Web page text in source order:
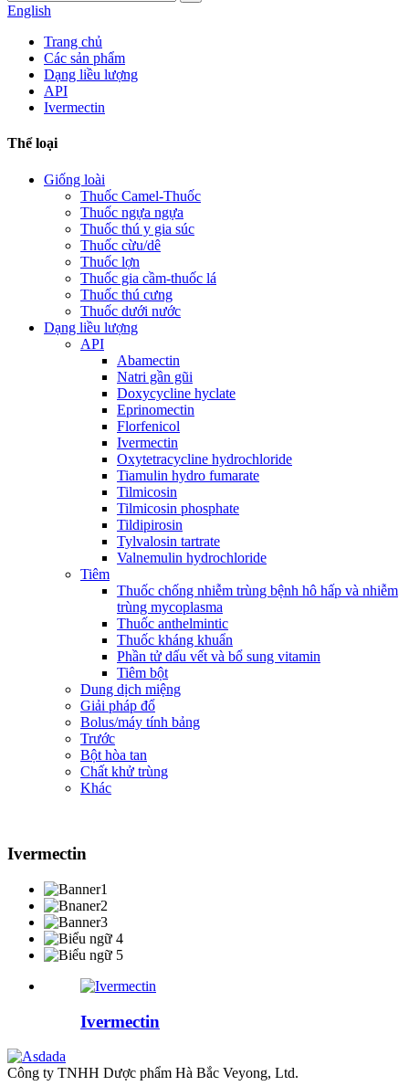
English
Trang chủ
Các sản phẩm
Dạng liều lượng
API
Ivermectin
Thể loại
Giống loài
Thuốc Camel-Thuốc
Thuốc ngựa ngựa
Thuốc thú y gia súc
Thuốc cừu/dê
Thuốc lợn
Thuốc gia cầm-thuốc lá
Thuốc thú cưng
Thuốc dưới nước
Dạng liều lượng
API
Abamectin
Natri gần gũi
Doxycycline hyclate
Eprinomectin
Florfenicol
Ivermectin
Oxytetracycline hydrochloride
Tiamulin hydro fumarate
Tilmicosin
Tilmicosin phosphate
Tildipirosin
Tylvalosin tartrate
Valnemulin hydrochloride
Tiêm
Thuốc chống nhiễm trùng bệnh hô hấp và nhiễm
trùng mycoplasma
Thuốc anthelmintic
Thuốc kháng khuẩn
Phần tử dấu vết và bổ sung vitamin
Tiêm bột
Dung dịch miệng
Giải pháp đổ
Bolus/máy tính bảng
Trước
Bột hòa tan
Chất khử trùng
Khác
Ivermectin
Ivermectin
Công ty TNHH Dược phẩm Hà Bắc Veyong, Ltd.